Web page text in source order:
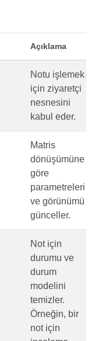
Açıklama
Notu işlemek
için ziyaretçi
nesnesini
kabul eder.
Matris
dönüşümüne
göre
parametreleri
ve görünümü
günceller.
Not için
durumu ve
durum
modelini
temizler.
Örneğin, bir
not için